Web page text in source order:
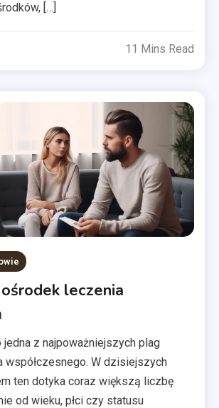
[…]
11 Mins Read
leczenia
jedna z najpoważniejszych plag
współczesnego. W dzisiejszych
ten dotyka coraz większą liczbę
od wieku, płci czy statusu